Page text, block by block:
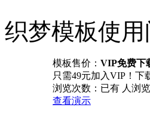
织梦模板使
模板售价： VIP免费下
只需49元加入VIP！
浏览次数：已有 人浏
查看演示